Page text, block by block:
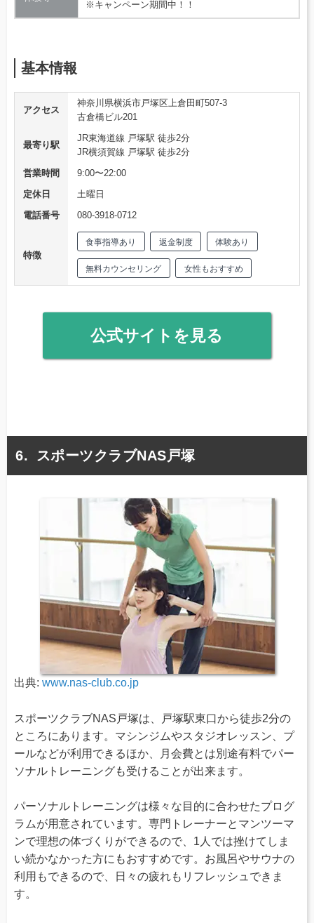
※キャンペーン期間中！！
基本情報
アクセス
神奈川県横浜市戸塚区上倉田町507-3
古倉橋ビル201
最寄り駅
JR東海道線 戸塚駅 徒歩2分
JR横須賀線 戸塚駅 徒歩2分
営業時間
9:00〜22:00
定休日
土曜日
電話番号
080-3918-0712
特徴
食事指導あり 返金制度 体験あり
無料カウンセリング 女性もおすすめ
公式サイトを見る
スポーツクラブNAS戸塚
出典: www.nas-club.co.jp
スポーツクラブNAS戸塚は、戸塚駅東口から徒歩2分の
ところにあります。マシンジムやスタジオレッスン、プ
ールなどが利用できるほか、月会費とは別途有料でパー
ソナルトレーニングも受けることが出来ます。
パーソナルトレーニングは様々な目的に合わせたプログ
ラムが用意されています。専門トレーナーとマンツーマ
ンで理想の体づくりができるので、1人では挫けてしま
い続かなかった方にもおすすめです。お風呂やサウナの
利用もできるので、日々の疲れもリフレッシュできま
す。